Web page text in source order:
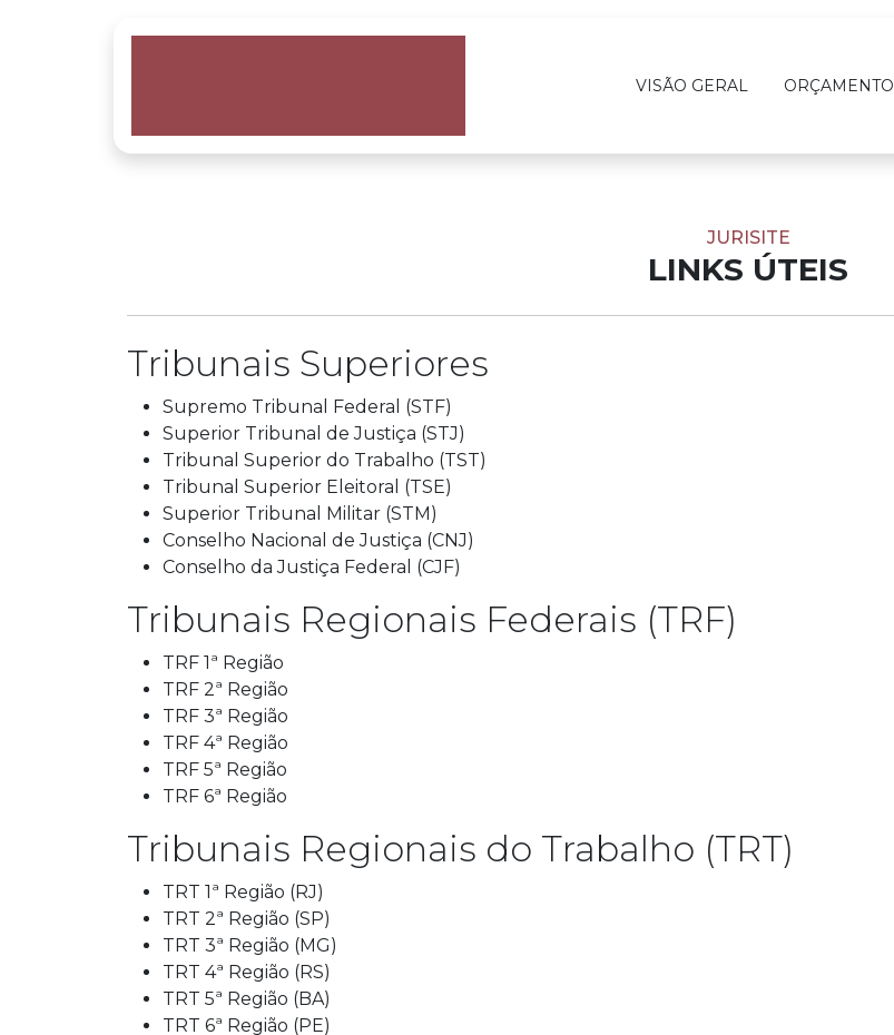
VISÃO GERAL ORÇAMENTO
JURISITE
LINKS ÚTEIS
Tribunais Superiores
Supremo Tribunal Federal (STF)
Superior Tribunal de Justiça (STJ)
Tribunal Superior do Trabalho (TST)
Tribunal Superior Eleitoral (TSE)
Superior Tribunal Militar (STM)
Conselho Nacional de Justiça (CNJ)
Conselho da Justiça Federal (CJF)
Tribunais Regionais Federais (TRF)
TRF 1ª Região
TRF 2ª Região
TRF 3ª Região
TRF 4ª Região
TRF 5ª Região
TRF 6ª Região
Tribunais Regionais do Trabalho (TRT)
TRT 1ª Região (RJ)
TRT 2ª Região (SP)
TRT 3ª Região (MG)
TRT 4ª Região (RS)
TRT 5ª Região (BA)
TRT 6ª Região (PE)